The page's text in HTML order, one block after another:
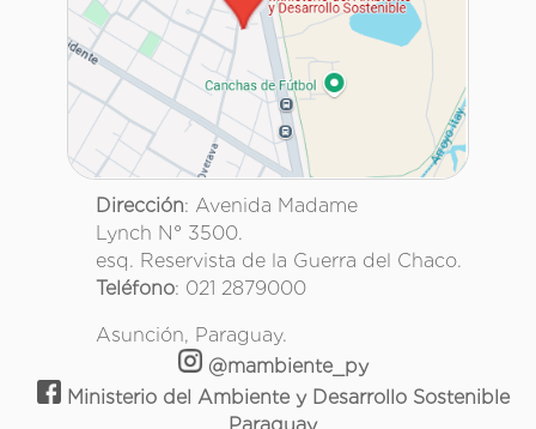
Dirección: Avenida Madame
Lynch N° 3500.
esq. Reservista de la Guerra del Chaco.
Teléfono: 021 2879000
Asunción, Paraguay.
@mambiente_py
Ministerio del Ambiente y Desarrollo Sostenible